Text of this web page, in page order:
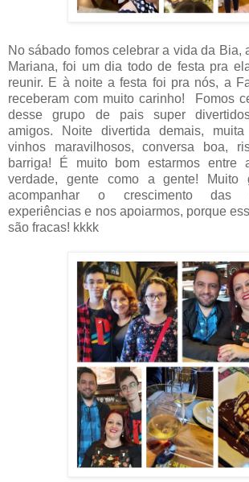
No sábado fomos celebrar a vida da Bia,
Mariana, foi um dia todo de festa pra
reunir. E à noite a festa foi pra nós, a
receberam com muito carinho! Fomos
desse grupo de pais super
amigos. Noite divertida demais, muita
vinhos maravilhosos, conversa boa,
barriga! É muito bom estarmos entre
verdade, gente como a gente! Muito
acompanhar o crescimento das
experiências e nos apoiarmos, porque
são fracas! kkkk